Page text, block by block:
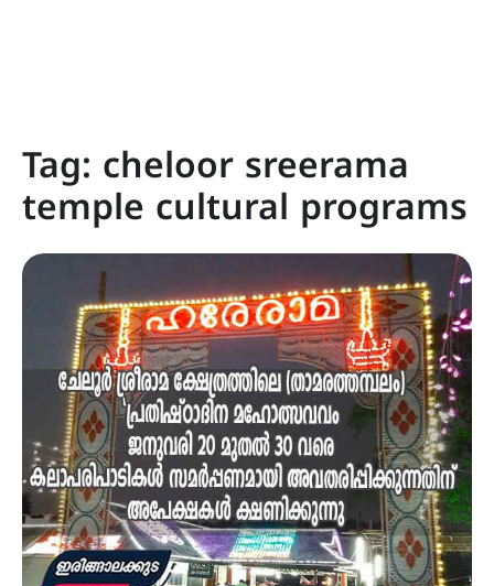
Tag: cheloor sreerama
temple cultural programs